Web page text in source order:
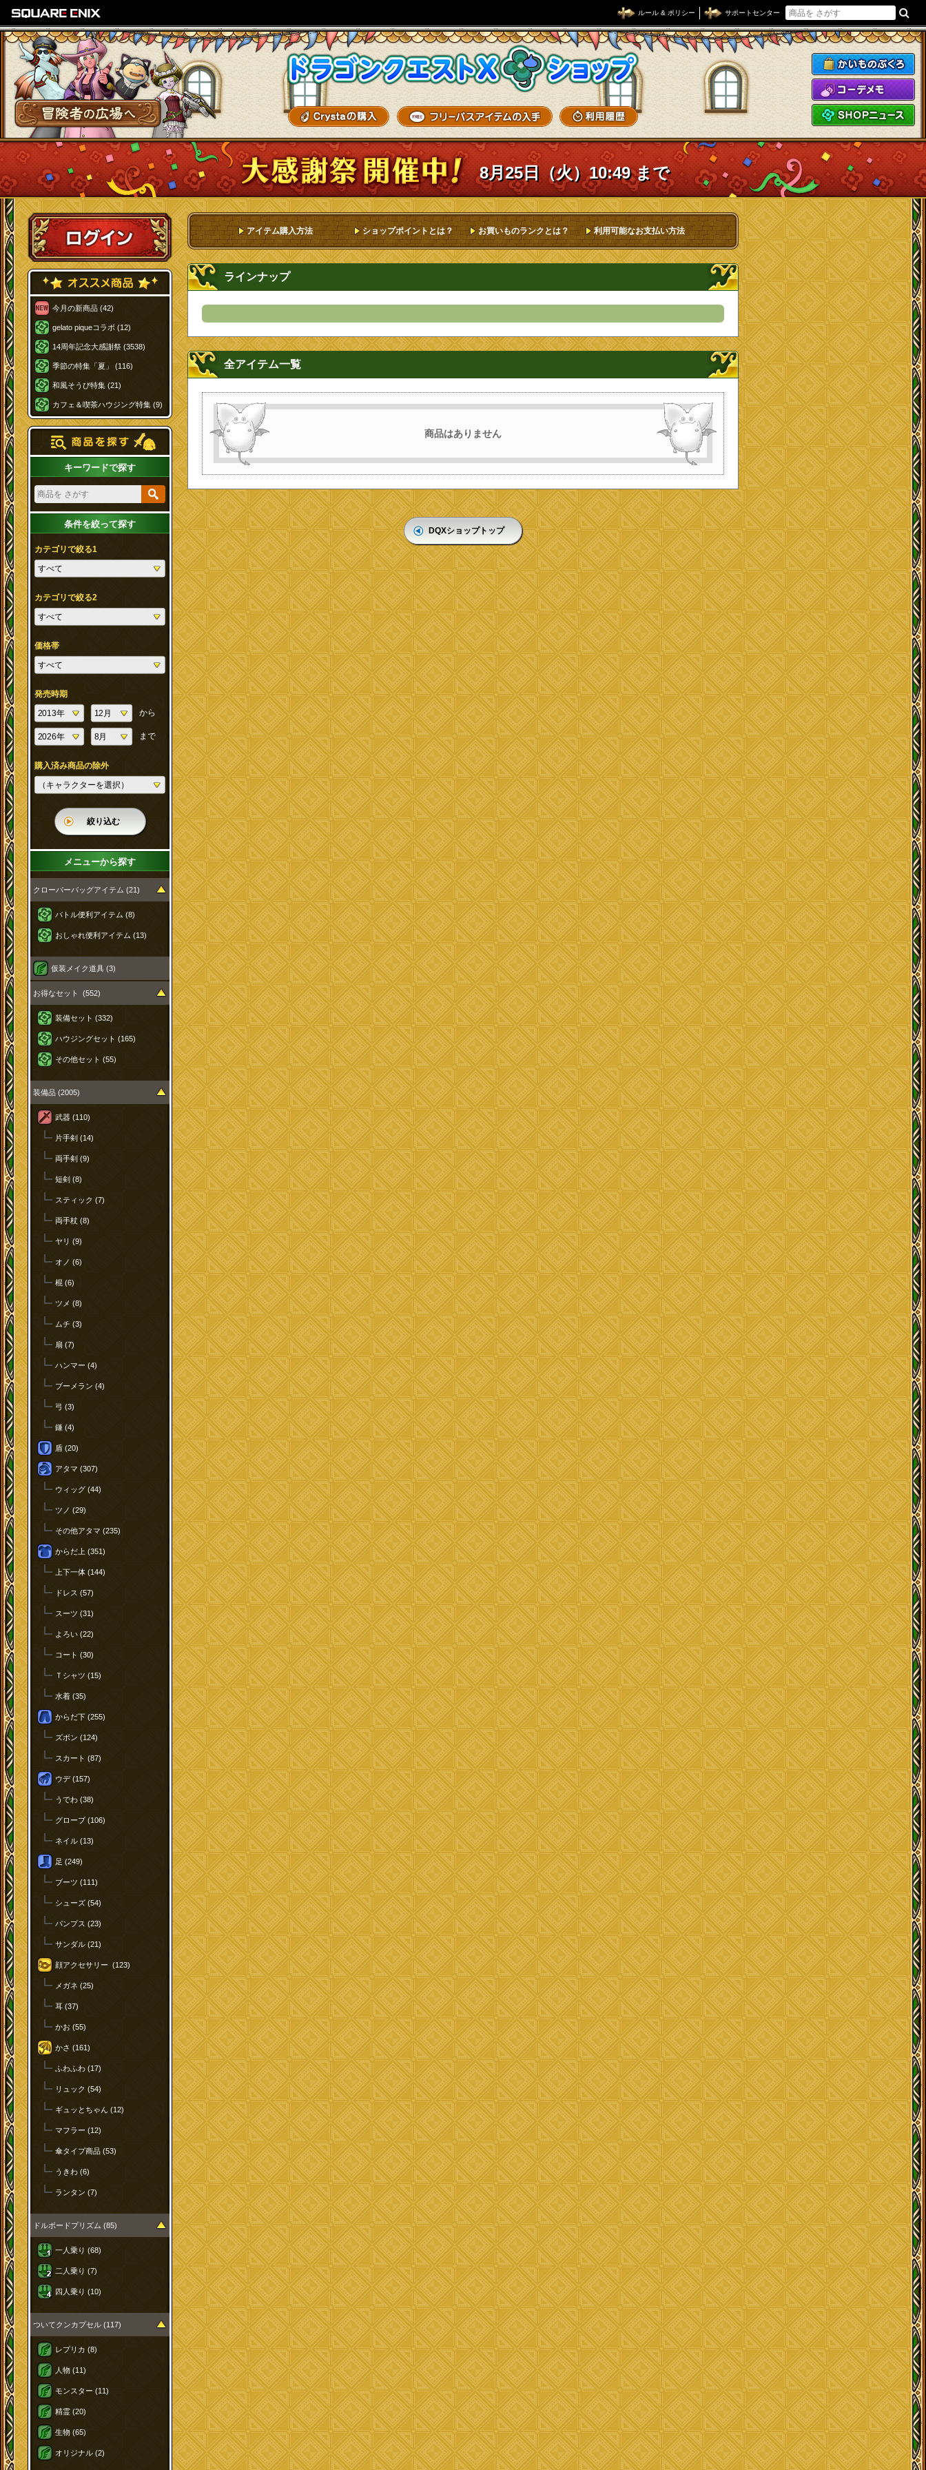
ルール & ポリシー サポートセンター
冒険者の広場へ
ドラゴンクエストXショップ
8月25日（火）10:49 まで
ログイン
今月の新商品 (42)
gelato piqueコラボ (12)
14周年記念大感謝祭 (3538)
季節の特集「夏」 (116)
和風そうび特集 (21)
カフェ＆喫茶ハウジング特集 (9)
キーワードで探す
条件を絞って探す
カテゴリで絞る1
カテゴリで絞る2
価格帯
発売時期
から
まで
購入済み商品の除外
絞り込む
メニューから探す
クローバーバッグアイテム (21)
バトル便利アイテム (8)
おしゃれ便利アイテム (13)
仮装メイク道具 (3)
お得なセット (552)
装備セット (332)
ハウジングセット (165)
その他セット (55)
装備品 (2005)
武器 (110)
片手剣 (14)
両手剣 (9)
短剣 (8)
スティック (7)
両手杖 (8)
ヤリ (9)
オノ (6)
棍 (6)
ツメ (8)
ムチ (3)
扇 (7)
ハンマー (4)
ブーメラン (4)
弓 (3)
鎌 (4)
盾 (20)
アタマ (307)
ウィッグ (44)
ツノ (29)
その他アタマ (235)
からだ上 (351)
上下一体 (144)
ドレス (57)
スーツ (31)
よろい (22)
コート (30)
Ｔシャツ (15)
水着 (35)
からだ下 (255)
ズボン (124)
スカート (87)
ウデ (157)
うでわ (38)
グローブ (106)
ネイル (13)
足 (249)
ブーツ (111)
シューズ (54)
パンプス (23)
サンダル (21)
顔アクセサリー (123)
メガネ (25)
耳 (37)
かお (55)
かさ (161)
ふわふわ (17)
リュック (54)
ギュッとちゃん (12)
マフラー (12)
傘タイプ商品 (53)
うきわ (6)
ランタン (7)
ドルボードプリズム (85)
一人乗り (68)
二人乗り (7)
四人乗り (10)
ついてクンカプセル (117)
レプリカ (8)
人物 (11)
モンスター (11)
精霊 (20)
生物 (65)
オリジナル (2)
アイテム購入方法 ショップポイントとは？ お買いものランクとは？ 利用可能なお支払い方法
ラインナップ
全アイテム一覧
商品はありません
DQXショップトップ